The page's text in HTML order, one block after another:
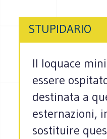
STUPIDARIO
Il loquace
essere
destinata a
esternazioni,
sostituire